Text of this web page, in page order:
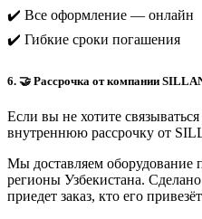
✔️ Все оформление — онлайн
✔️ Гибкие сроки погашения
6. 🤝 Рассрочка от компании
Если вы не хотите
внутреннюю рассрочку от
Мы доставляем оборудование
регионы Узбекистана.
приедет заказ, кто его